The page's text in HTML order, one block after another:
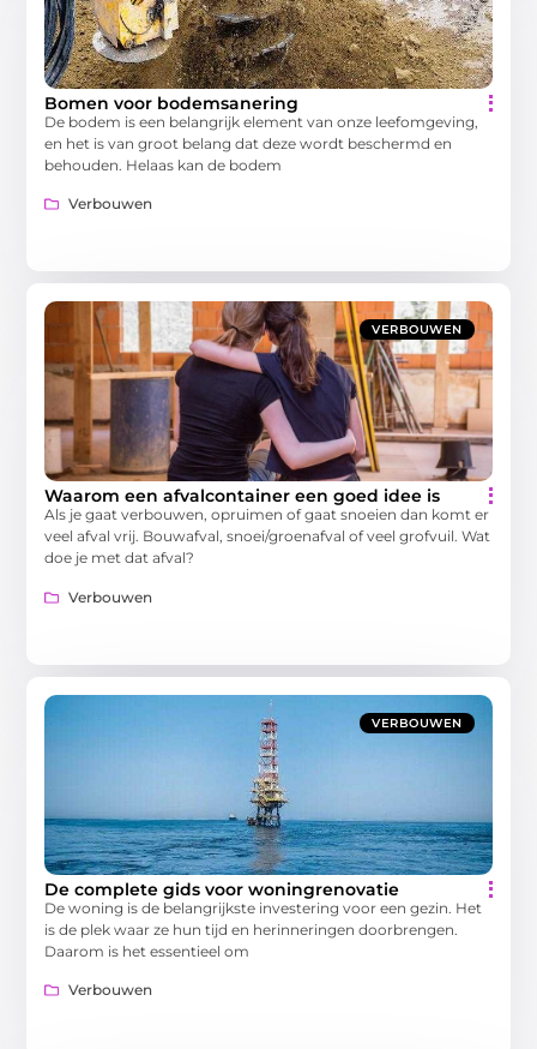
Bomen voor bodemsanering
De bodem is een belangrijk element van onze leefomgeving,
en het is van groot belang dat deze wordt beschermd en
behouden. Helaas kan de bodem
Verbouwen
VERBOUWEN
Waarom een afvalcontainer een goed idee is
Als je gaat verbouwen, opruimen of gaat snoeien dan komt er
veel afval vrij. Bouwafval, snoei/groenafval of veel grofvuil. Wat
doe je met dat afval?
Verbouwen
VERBOUWEN
De complete gids voor woningrenovatie
De woning is de belangrijkste investering voor een gezin. Het
is de plek waar ze hun tijd en herinneringen doorbrengen.
Daarom is het essentieel om
Verbouwen